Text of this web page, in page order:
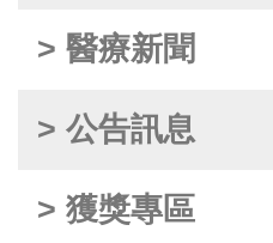
> 醫療新聞
> 公告訊息
> 獲獎專區